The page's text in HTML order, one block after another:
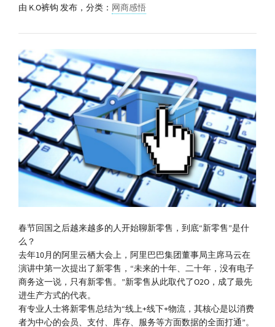
由 K.O裤钩 发布，分类： 网商感悟
春节回国之后越来越多的人开始聊新零售，到底“新零售”是什
么？
去年10月的阿里云栖大会上，阿里巴巴集团董事局主席马云在
演讲中第一次提出了新零售，“未来的十年、二十年，没有电子
商务这一说，只有新零售。”新零售从此取代了O2O，成了最先
进生产方式的代表。
有专业人士将新零售总结为“线上+线下+物流，其核心是以消费
者为中心的会员、支付、库存、服务等方面数据的全面打通”。